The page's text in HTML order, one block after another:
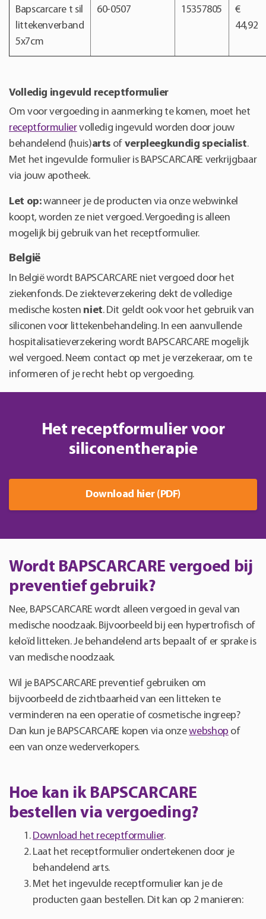
Bapscarcare t sil
littekenverband
5x7cm
60-0507 15357805
€
44,92
Volledig ingevuld receptformulier
Om voor vergoeding in aanmerking te komen, moet het
receptformuliervolledig ingevuld worden door jouw
behandelend (huis)arts of verpleegkundig specialist.
Met het ingevulde formulier is BAPSCARCARE verkrijgbaar
via jouw apotheek.
Let op:wanneer je de producten via onze webwinkel
koopt, worden ze niet vergoed. Vergoeding is alleen
mogelijk bij gebruik van het receptformulier.
België
In België wordt BAPSCARCARE niet vergoed door het
ziekenfonds. De ziekteverzekering dekt de volledige
medische kosten niet. Dit geldt ook voor het gebruik van
siliconen voor littekenbehandeling. In een aanvullende
hospitalisatieverzekering wordt BAPSCARCARE mogelijk
wel vergoed. Neem contact op met je verzekeraar, om te
informeren of je recht hebt op vergoeding.
Het receptformulier voor
siliconentherapie
Download hier (PDF)
Wordt BAPSCARCARE vergoed bij
preventief gebruik?
Nee, BAPSCARCARE wordt alleen vergoed in geval van
medische noodzaak. Bijvoorbeeld bij een hypertrofisch of
keloïd litteken. Je behandelend arts bepaalt of er sprake is
van medische noodzaak.
Wil je BAPSCARCARE preventief gebruiken om
bijvoorbeeld de zichtbaarheid van een litteken te
verminderen na een operatie of cosmetische ingreep?
Dan kun je BAPSCARCARE kopen via onzewebshop of
een van onze wederverkopers.
Hoe kan ik BAPSCARCARE
bestellen via vergoeding?
Download het receptformulier.
Laat het receptformulier ondertekenen door je
behandelend arts.
Met het ingevulde receptformulier kan je de
producten gaan bestellen. Dit kan op 2 manieren: